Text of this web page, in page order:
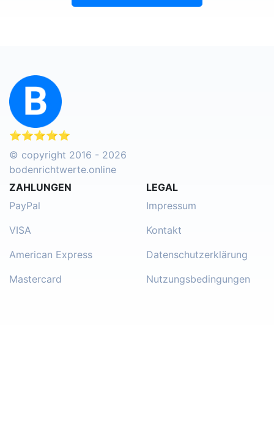
⭐⭐⭐⭐⭐
© copyright 2016 - 2026
bodenrichtwerte.online
ZAHLUNGEN
PayPal
VISA
American Express
Mastercard
LEGAL
Impressum
Kontakt
Datenschutzerklärung
Nutzungsbedingungen